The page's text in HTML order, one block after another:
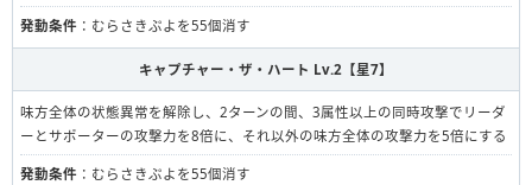
発動条件 ：むらさきぷよを55個消す
キャプチャー・ザ・ハート Lv.2【星7】
味方全体の状態異常を解除し、2ターンの間、3属性以上の同時攻撃でリーダ
ーとサポーターの攻撃力を8倍に、それ以外の味方全体の攻撃力を5倍にする
発動条件 ：むらさきぷよを55個消す